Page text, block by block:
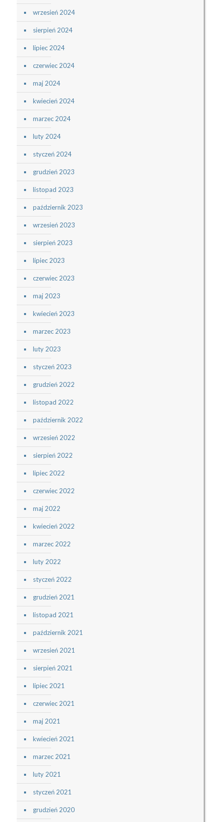
wrzesień 2024
sierpień 2024
lipiec 2024
czerwiec 2024
maj 2024
kwiecień 2024
marzec 2024
luty 2024
styczeń 2024
grudzień 2023
listopad 2023
październik 2023
wrzesień 2023
sierpień 2023
lipiec 2023
czerwiec 2023
maj 2023
kwiecień 2023
marzec 2023
luty 2023
styczeń 2023
grudzień 2022
listopad 2022
październik 2022
wrzesień 2022
sierpień 2022
lipiec 2022
czerwiec 2022
maj 2022
kwiecień 2022
marzec 2022
luty 2022
styczeń 2022
grudzień 2021
listopad 2021
październik 2021
wrzesień 2021
sierpień 2021
lipiec 2021
czerwiec 2021
maj 2021
kwiecień 2021
marzec 2021
luty 2021
styczeń 2021
grudzień 2020